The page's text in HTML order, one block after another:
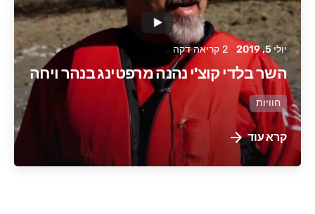
יולי 5, 2019 2 קריאה דקה
השר בלדי קוצ'י נהנה מרפטינג בנהר ויחה
חוויות
קרא עוד